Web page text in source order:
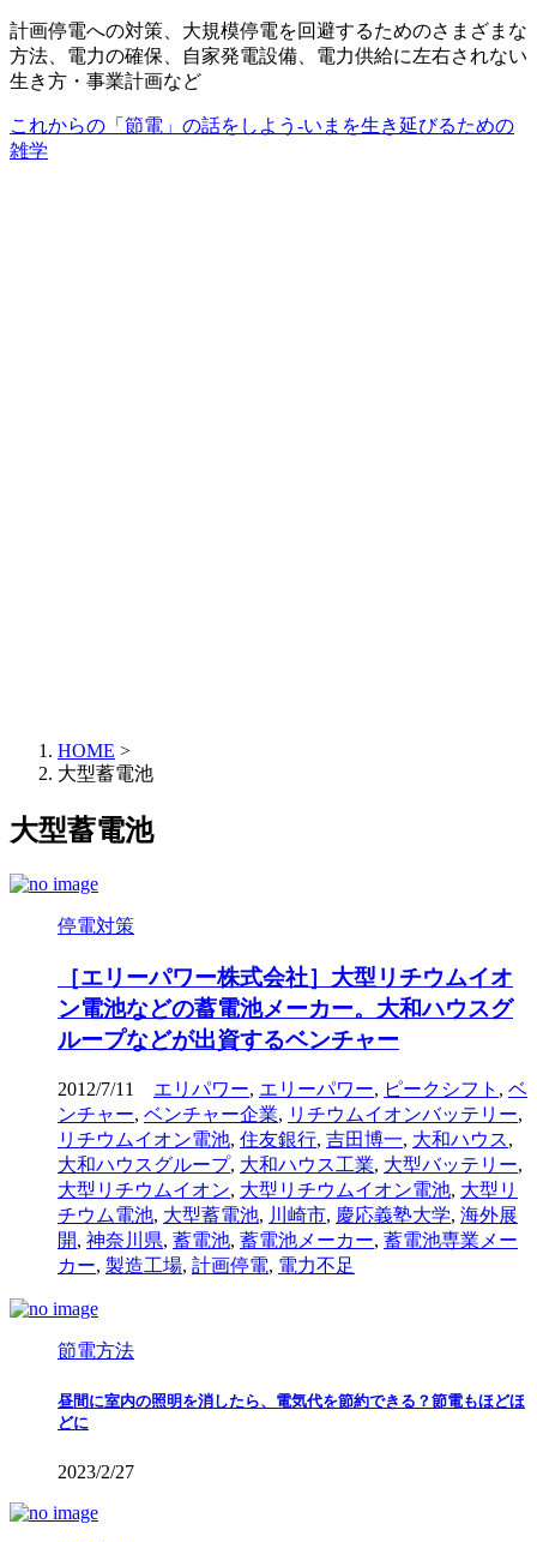
計画停電への対策、大規模停電を回避するためのさまざまな
方法、電力の確保、自家発電設備、電力供給に左右されない
生き方・事業計画など
これからの「節電」の話をしよう-いまを生き延びるための
雑学
HOME >
大型蓄電池
大型蓄電池
停電対策
［エリーパワー株式会社］大型リチウムイオ
ン電池などの蓄電池メーカー。大和ハウスグ
ループなどが出資するベンチャー
2012/7/11 エリパワー, エリーパワー, ピークシフト , ベ
ンチャー, ベンチャー企業, リチウムイオンバッテリー,
リチウムイオン電池, 住友銀行, 吉田博一, 大和ハウス,
大和ハウスグループ, 大和ハウス工業, 大型バッテリー,
大型リチウムイオン, 大型リチウムイオン電池, 大型リ
チウム電池, 大型蓄電池, 川崎市, 慶応義塾大学, 海外展
開, 神奈川県, 蓄電池, 蓄電池メーカー, 蓄電池専業メー
カー, 製造工場, 計画停電, 電力不足
節電方法
昼間に室内の照明を消したら、電気代を節約できる？節電もほどほ
どに
2023/2/27